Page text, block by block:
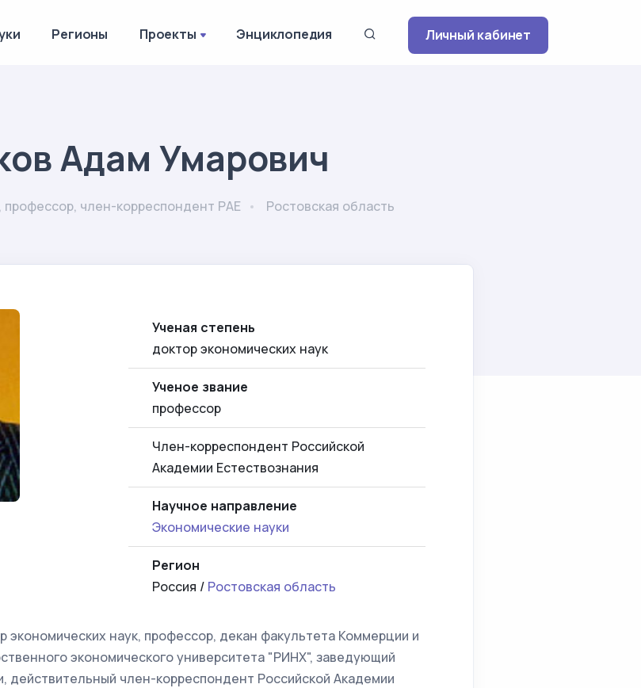
Регионы Проекты Энциклопедия Личный кабинет
Адам Умарович
профессор, член-корреспондент РАЕ Ростовская область
Ученая степень
доктор экономических наук
Ученое звание
профессор
Член-корреспондент Российской
Академии Естествознания
Научное направление
Экономические науки
Регион
Россия / Ростовская область
экономических наук, профессор, декан факультета Коммерции и
экономического университета "РИНХ", заведующий
действительный член-корреспондент Российской Академии